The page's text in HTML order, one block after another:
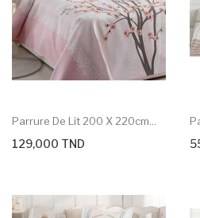
Parrure De Lit 200 X 220cm...
129,000 TND